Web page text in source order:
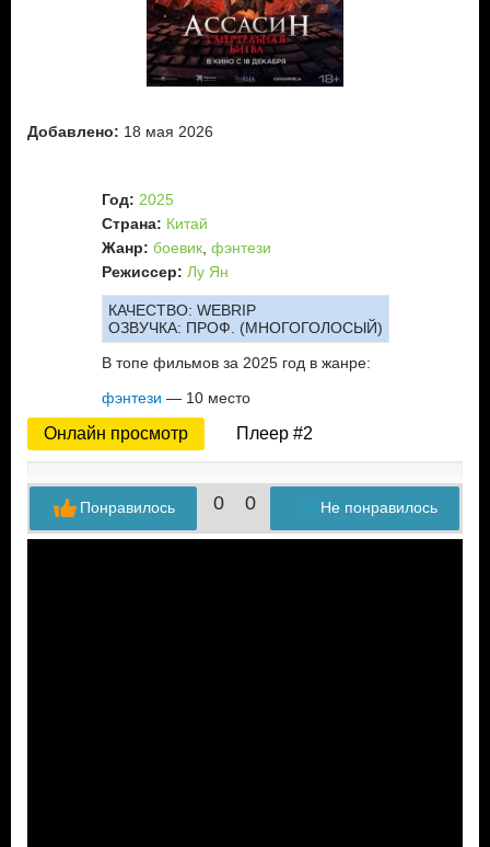
Добавлено: 18 мая 2026
Год: 2025
Страна: Китай
Жанр: боевик, фэнтези
Режиссер: Лу Ян
КАЧЕСТВО: WEBRIP
ОЗВУЧКА: ПРОФ. (МНОГОГОЛОСЫЙ)
В топе фильмов за 2025 год в жанре:
фэнтези — 10 место
Онлайн просмотр Плеер #2
0 0 Не понравилось
Понравилось